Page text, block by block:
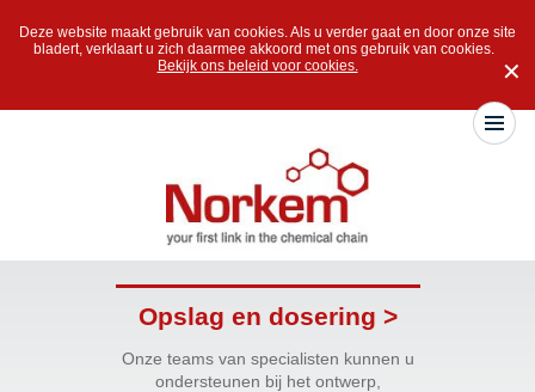
Deze website maakt gebruik van cookies. Als u verder gaat en door onze site
bladert, verklaart u zich daarmee akkoord met ons gebruik van cookies.
Bekijk ons beleid voor cookies.
✕
Opslag en dosering >
Onze teams van specialisten kunnen u
ondersteunen bij het ontwerp,